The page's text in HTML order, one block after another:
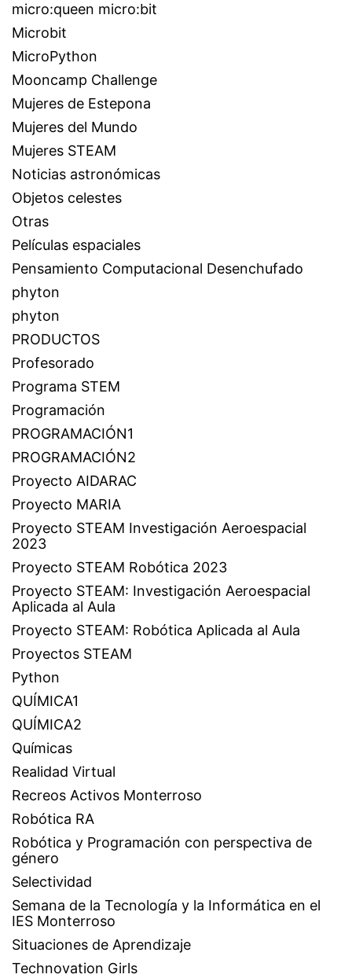
micro:queen micro:bit
Microbit
MicroPython
Mooncamp Challenge
Mujeres de Estepona
Mujeres del Mundo
Mujeres STEAM
Noticias astronómicas
Objetos celestes
Otras
Películas espaciales
Pensamiento Computacional Desenchufado
phyton
phyton
PRODUCTOS
Profesorado
Programa STEM
Programación
PROGRAMACIÓN1
PROGRAMACIÓN2
Proyecto AIDARAC
Proyecto MARIA
Proyecto STEAM Investigación Aeroespacial
2023
Proyecto STEAM Robótica 2023
Proyecto STEAM: Investigación Aeroespacial
Aplicada al Aula
Proyecto STEAM: Robótica Aplicada al Aula
Proyectos STEAM
Python
QUÍMICA1
QUÍMICA2
Químicas
Realidad Virtual
Recreos Activos Monterroso
Robótica RA
Robótica y Programación con perspectiva de
género
Selectividad
Semana de la Tecnología y la Informática en el
IES Monterroso
Situaciones de Aprendizaje
Technovation Girls